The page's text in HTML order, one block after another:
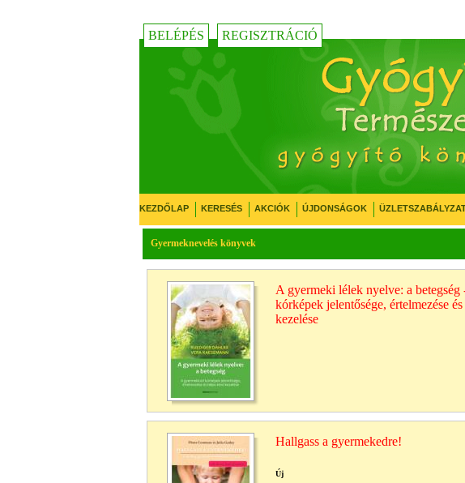
BELÉPÉS REGISZTRÁCIÓ
KEZDŐLAP KERESÉS AKCIÓK ÚJDONSÁGOK
Gyermeknevelés könyvek
A gyermeki lélek nyelve: a
kórképek jelentősége, értelmezése
kezelése
Hallgass a gyermekedre!
Új